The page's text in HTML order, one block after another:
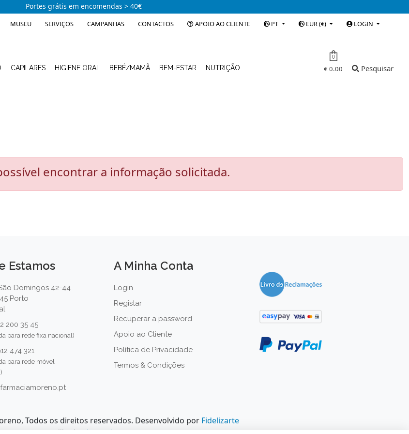
Portes grátis em encomendas > 40€
MUSEU SERVIÇOS CAMPANHAS CONTACTOS APOIO AO CLIENTE PT EUR (€) LOGIN
CAPILARES HIGIENE ORAL BEBÉ/MAMÃ BEM-ESTAR NUTRIÇÃO
0
€ 0.00 Pesquisar
encontrar a informação solicitada.
Estamos
Domingos 42-44
Porto
200 35 45
para rede fixa nacional)
474 321
para rede móvel
A Minha Conta
Login
Registar
Recuperar a password
Apoio ao Cliente
Política de Privacidade
Termos & Condições
Todos os direitos reservados. Desenvolvido por Fidelizarte